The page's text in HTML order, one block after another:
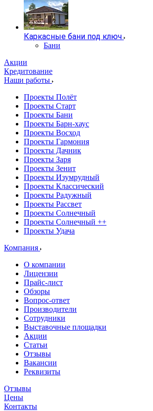
Каркасные бани под ключ
Бани
Акции
Кредитование
Наши работы
Проекты Полёт
Проекты Старт
Проекты Бани
Проекты Барн-хаус
Проекты Восход
Проекты Гармония
Проекты Дачник
Проекты Заря
Проекты Зенит
Проекты Изумрудный
Проекты Классический
Проекты Радужный
Проекты Рассвет
Проекты Солнечный
Проекты Солнечный ++
Проекты Удача
Компания
О компании
Лицензии
Прайс-лист
Обзоры
Вопрос-ответ
Производители
Сотрудники
Выставочные площадки
Акции
Статьи
Отзывы
Вакансии
Реквизиты
Отзывы
Цены
Контакты